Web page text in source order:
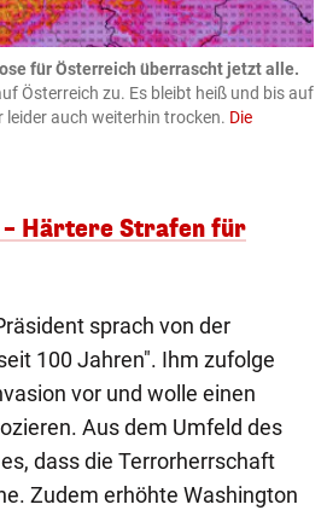
für Österreich überrascht jetzt alle.
Österreich zu. Es bleibt heiß und bis auf
leider auch weiterhin trocken. Die
Härtere Strafen für
sprach von der
100 Jahren". Ihm zufolge
vor und wolle einen
Aus dem Umfeld des
dass die Terrorherrschaft
Zudem erhöhte Washington